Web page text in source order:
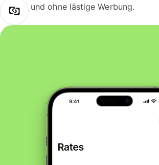
und ohne lästige Werbung.